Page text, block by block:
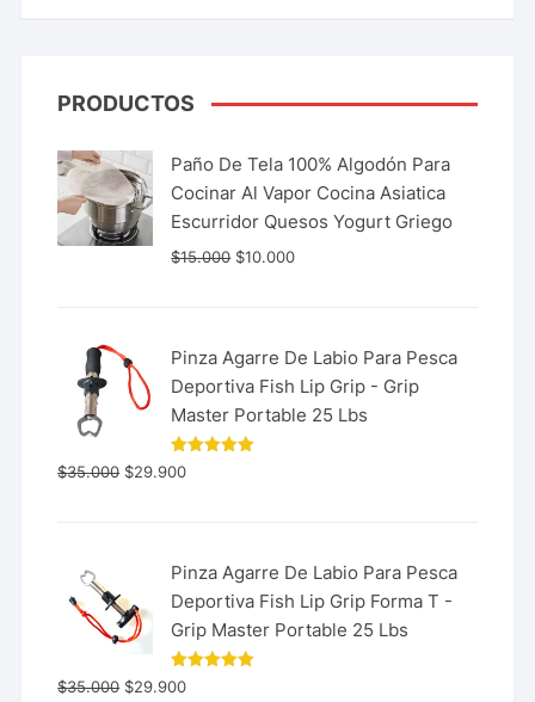
PRODUCTOS
Paño De Tela 100% Algodón Para
Cocinar Al Vapor Cocina Asiatica
Escurridor Quesos Yogurt Griego
$15.000 $10.000
Pinza Agarre De Labio Para Pesca
Deportiva Fish Lip Grip - Grip
Master Portable 25 Lbs
Valorado
con
$35.000 $29.900
Pinza Agarre De Labio Para Pesca
Deportiva Fish Lip Grip Forma T -
Grip Master Portable 25 Lbs
Valorado
con
$35.000 $29.900